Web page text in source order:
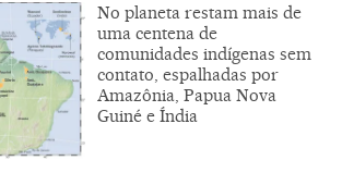
No planeta restam mais de
uma centena de
comunidades indígenas sem
contato, espalhadas por
Amazônia, Papua Nova
Guiné e Índia